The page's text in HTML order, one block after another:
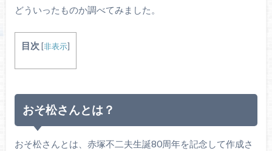
どういったものか調べてみました。
目次 [非表示]
おそ松さんとは？
おそ松さんとは、赤塚不二夫生誕80周年を記念して作成さ